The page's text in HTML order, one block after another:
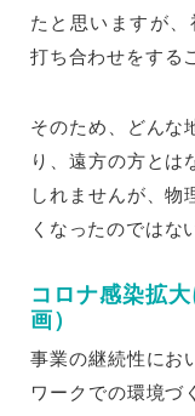
たと思いますが
打ち合わせをする
そのため、どんな
り、遠方の方とは
しれませんが、物
くなったのではな
コロナ感染拡
画）
事業の継続性にお
ワークでの環境づ